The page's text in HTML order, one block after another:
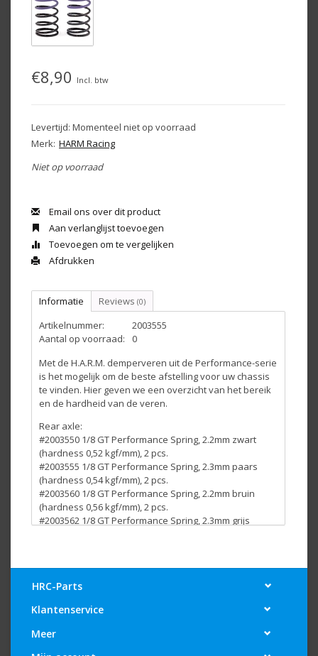
€8,90 Incl. btw
Levertijd: Momenteel niet op voorraad
Merk: HARM Racing
Niet op voorraad
Email ons over dit product
Aan verlanglijst toevoegen
Toevoegen om te vergelijken
Afdrukken
Informatie Reviews (0)
Artikelnummer:
2003555
Aantal op voorraad:
0
Met de H.A.R.M. demperveren uit de Performance-serie
is het mogelijk om de beste afstelling voor uw chassis
te vinden. Hier geven we een overzicht van het bereik
en de hardheid van de veren.
Rear axle:
#2003550 1/8 GT Performance Spring, 2.2mm zwart
(hardness 0,52 kgf/mm), 2 pcs.
#2003555 1/8 GT Performance Spring, 2.3mm paars
(hardness 0,54 kgf/mm), 2 pcs.
#2003560 1/8 GT Performance Spring, 2.2mm bruin
(hardness 0,56 kgf/mm), 2 pcs.
#2003562 1/8 GT Performance Spring, 2.3mm grijs
#2003565 1/8 GT Performance Spring, 2.2mm groen
(hardness 0,60 kgf/mm), 2 pcs.
(hardness 0,64 kgf/mm), 2 pcs.
HRC-Parts
Klantenservice
Meer